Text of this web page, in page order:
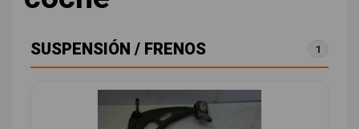
SUSPENSIÓN / FRENOS 1